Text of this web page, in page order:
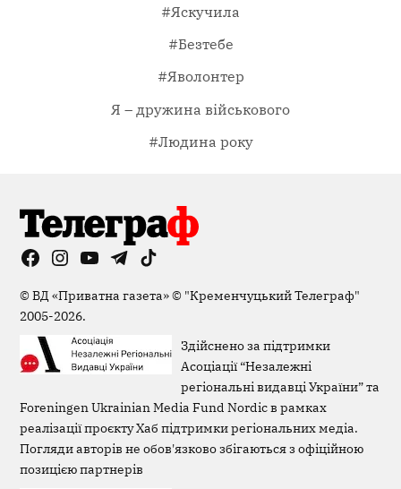
#Яскучила
#Безтебе
#Яволонтер
Я – дружина військового
#Людина року
FacebookInstagram
YouTubeTelegramTikTok
©ВД «Приватна газета»© "Кременчуцький Телеграф"
2005-2026.
Здійснено за підтримки
Асоціації “Незалежні
регіональні видавці України” та
Foreningen Ukrainian Media Fund Nordic в рамках
реалізації проєкту Хаб підтримки регіональних медіа.
Погляди авторів не обов'язково збігаються з офіційною
позицією партнерів